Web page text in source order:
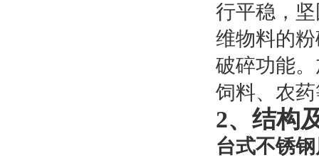
行平稳，
维物料的
破碎功能
饲料、农
2、结构
台式不锈